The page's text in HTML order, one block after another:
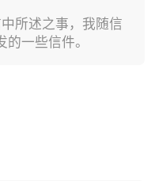
所述之事，我随信
一些信件。